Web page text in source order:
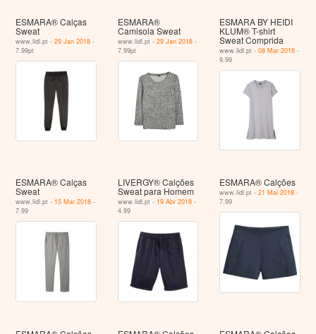
ESMARA® Calças
Sweat
www.lidl.pt -29 Jan 2018 -
7.99pt
ESMARA®
Camisola Sweat
www.lidl.pt - 29 Jan 2018-
7.99pt
ESMARA BY HEIDI
KLUM® T-shirt
Sweat Comprida
www.lidl.pt -08 Mar 2018 -
9.99
ESMARA® Calças
Sweat
www.lidl.pt - 15 Mar 2018 -
7.99
LIVERGY® Calções
Sweat para Homem
www.lidl.pt - 19 Abr 2018-
4.99
ESMARA® Calções
www.lidl.pt -21 Mai 2018 -
7.99